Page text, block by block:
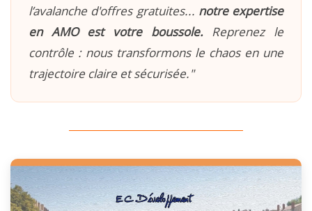
l’avalanche d'offres gratuites... notre expertise
en AMO est votre boussole.Reprenez le
contrôle : nous transformons le chaos en une
trajectoire claire et sécurisée."